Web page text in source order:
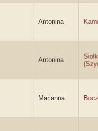
Antonina
Antonina
Marianna